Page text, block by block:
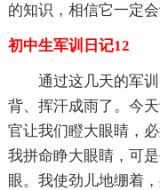
的知识，相信它一定会
初中生军训日记12
通过这几天的军
背、挥汗成雨了。今
官让我们瞪大眼睛，
我拼命睁大眼睛，可
眼。我使劲儿地绷着